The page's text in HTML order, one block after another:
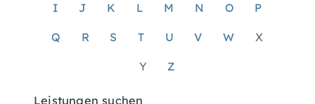
I J K L M N O P
Q R S T U V W X
Y Z
Leistungen suchen